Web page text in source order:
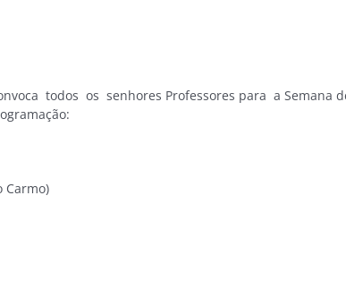
todos os senhores Professores para a Semana
Carmo)